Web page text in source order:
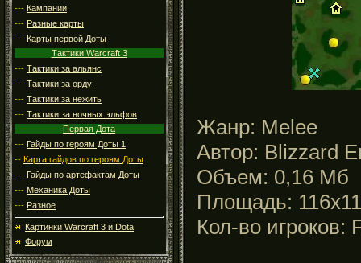
--- Кампании
--- Разные карты
--- Карты первой Доты
Тактики Warcraft 3
--- Тактики за альянс
--- Тактики за орду
--- Тактики за нежить
--- Тактики за ночных эльфов
Первая Дота
--- Гайды по героям Доты 1
-- Карта гайдов по героям Доты
--- Гайды по артефактам Доты
--- Механика Доты
--- Разное
Картинки Warcraft 3 и Dota
Форум
Жанр: Melee
Автор: Blizzard
Объем: 0,16 Мб
Площадь:
Кол-во игроков: